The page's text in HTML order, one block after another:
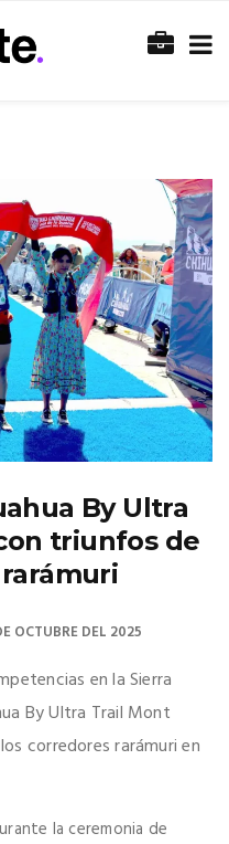
By Ultra
triunfos de
OCTUBRE DEL 2025
en la Sierra
By Ultra Trail Mont
corredores rarámuri en
la ceremonia de